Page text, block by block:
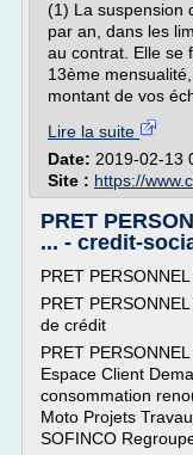
(1) La suspension
par an, dans les
au contrat. Elle se
13ème
montant de vos
Lire la suite
Date: 2019-02-13
Site : https://
PRET
... - credit-
PRET
PRET
de crédit
PRET
Espace Client
consommation
Moto Projets
SOFINCO